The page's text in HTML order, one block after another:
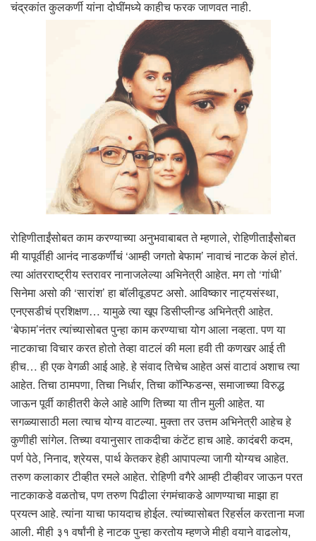
चंद्रकांत कुलकर्णी यांना दोघींमध्ये काहीच फरक जाणवत नाही.
रोहिणीताईंसोबत काम करण्याच्या अनुभवाबाबत ते म्हणाले, रोहिणीताईंसोबत
मी यापूर्वीही आनंद नाडकर्णींचं ‘आम्ही जगतो बेफाम’ नावाचं नाटक केलं होतं.
त्या आंतरराष्ट्रीय स्तरावर नानाजलेल्या अभिनेत्री आहेत. मग तो ‘गांधी’
सिनेमा असो की ‘सारांश’ हा बॉलीवूडपट असो. आविष्कार नाट्यसंस्था,
एनएसडीचं प्रशिक्षण… यामुळे त्या खूप डिसीप्लीन्ड अभिनेत्री आहेत.
‘बेफाम’नंतर त्यांच्यासोबत पुन्हा काम करण्याचा योग आला नव्हता. पण या
नाटकाचा विचार करत होतो तेव्हा वाटलं की मला हवी ती कणखर आई ती
हीच… ही एक वेगळी आई आहे. हे संवाद तिचेच आहेत असं वाटावं अशाच त्या
आहेत. तिचा ठामपणा, तिचा निर्धार, तिचा कॉन्फिडन्स, समाजाच्या विरुद्ध
जाऊन पूर्वी काहीतरी केले आहे आणि तिच्या या तीन मुली आहेत. या
सगळ्यासाठी मला त्याच योग्य वाटल्या. मुक्ता तर उत्तम अभिनेत्री आहेच हे
कुणीही सांगेल. तिच्या वयानुसार ताकदीचा कंटेंट हाच आहे. कादंबरी कदम,
पर्ण पेठे, निनाद, श्रेयस, पार्थ केतकर हेही आपापल्या जागी योग्यच आहेत.
तरुण कलाकार टीव्हीत रमले आहेत. रोहिणी वगैरे आम्ही टीव्हीवर जाऊन परत
नाटकाकडे वळतोच, पण तरुण पिढीला रंगमंचाकडे आणण्याचा माझा हा
प्रयत्न आहे. त्यांना याचा फायदाच होईल. त्यांच्यासोबत रिहर्सल करताना मजा
आली. मीही ३१ वर्षांनी हे नाटक पुन्हा करतोय म्हणजे मीही वयाने वाढलोय,